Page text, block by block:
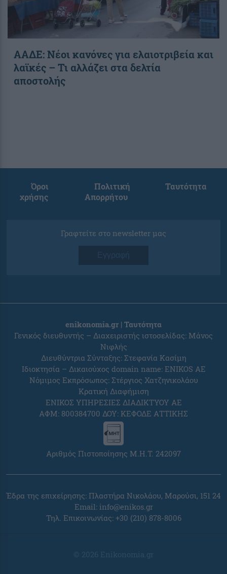
ΑΑΔΕ: Νέοι κανόνες για ελαιοτριβεία και
λαϊκές – Τι αλλάζει στα δελτία
αποστολής
Όροι
χρήσης
Πολιτική
Απορρήτου
Ταυτότητα
Γραφτείτε στο newsletter μας
Εγγραφή
enikonomia.gr | Ταυτότητα
Γενικός διευθυντής – Διαχειριστής ιστοσελίδας: Μάνος
Νιφλής
Διευθύντρια Σύνταξης: Στεφανία Κασίμη
Ιδιοκτησία – Δικαιούχος domain name: ENIKOS AE
Νόμιμος Εκπρόσωπος: Στέργιος Χατζηνικολάου
Κρατική Διαφήμιση
ΕΝΙΚΟΣ ΥΠΗΡΕΣΙΕΣ ΔΙΑΔΙΚΤΥΟΥ ΑΕ
ΑΦΜ: 800384700 ΔΟΥ: ΚΕΦΟΔΕ ΑΤΤΙΚΗΣ
Αριθμός Πιστοποίησης Μ.Η.Τ. 242097
Έδρα της επιχείρησης: Πλαστήρα Νικολάου, Μαρούσι, 151 24
Email: info@enikos.gr
Τηλ. Επικοινωνίας: +30 (210) 878-8006